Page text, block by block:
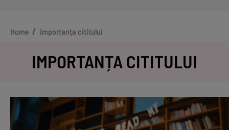
Home importanța cititului
IMPORTANȚA CITITULUI